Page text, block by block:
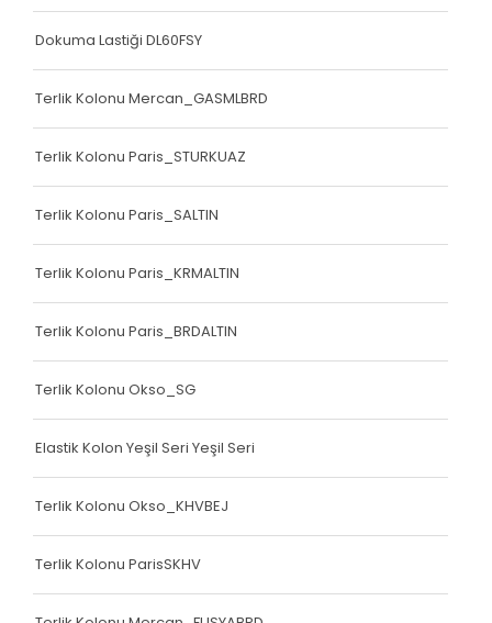
Dokuma Lastiği DL60FSY
Terlik Kolonu Mercan_GASMLBRD
Terlik Kolonu Paris_STURKUAZ
Terlik Kolonu Paris_SALTIN
Terlik Kolonu Paris_KRMALTIN
Terlik Kolonu Paris_BRDALTIN
Terlik Kolonu Okso_SG
Elastik Kolon Yeşil Seri Yeşil Seri
Terlik Kolonu Okso_KHVBEJ
Terlik Kolonu ParisSKHV